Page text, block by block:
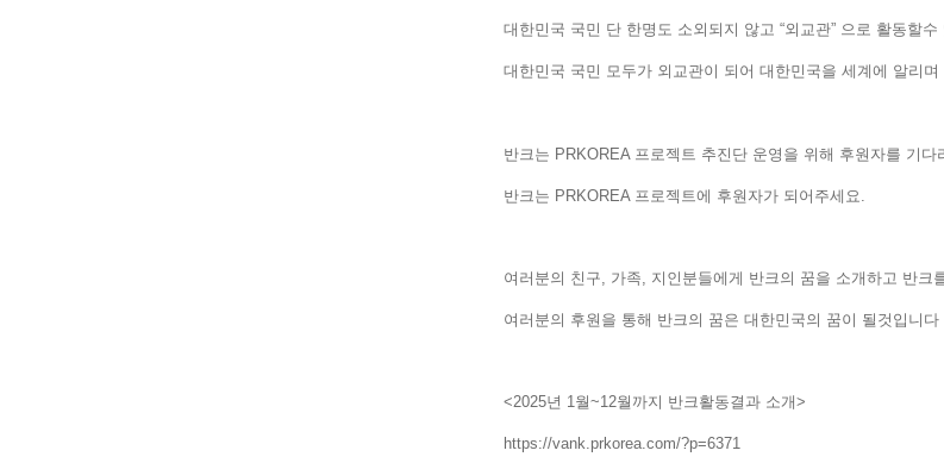
대한민국 국민 단 한명도 소외되지 않고 “외교관” 으로 활동
대한민국 국민 모두가 외교관이 되어 대한민국을 세계에 알
반크는 PRKOREA 프로젝트 추진단 운영을 위해 후원자를 기
반크는 PRKOREA 프로젝트에 후원자가 되어주세요.
여러분의 친구, 가족, 지인분들에게 반크의 꿈을 소개하고 반
여러분의 후원을 통해 반크의 꿈은 대한민국의 꿈이 될것입
<2025년 1월~12월까지 반크활동결과 소개>
https://vank.prkorea.com/?p=6371